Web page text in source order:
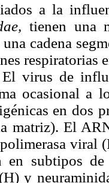
a la
tienen una
cadena
respiratorias
El virus de
ocasional a
en dos
matriz). El
viral
en subtipos
y